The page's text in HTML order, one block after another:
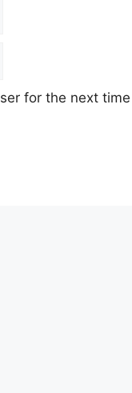
for the next